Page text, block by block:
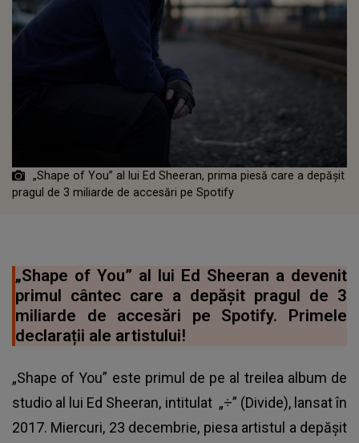
„Shape of You” al lui Ed Sheeran, prima piesă care a depăşit
pragul de 3 miliarde de accesări pe Spotify
„Shape of You” al lui Ed Sheeran a devenit
primul cântec care a depăşit pragul de 3
miliarde de accesări pe Spotify. Primele
declarații ale artistului!
„Shape of You” este primul de pe al treilea album de
studio al lui Ed Sheeran, intitulat „÷” (Divide), lansat în
2017. Miercuri, 23 decembrie, piesa artistul a depăşit